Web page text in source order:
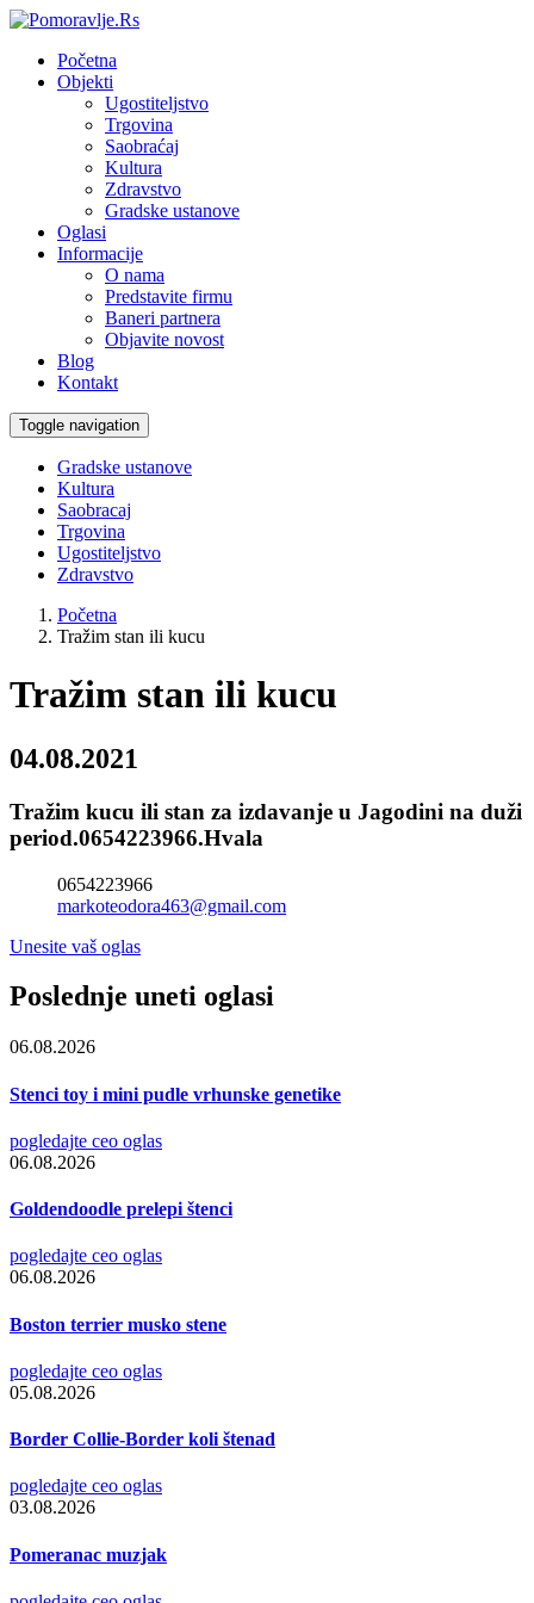
Početna
Objekti
Ugostiteljstvo
Trgovina
Saobraćaj
Kultura
Zdravstvo
Gradske ustanove
Oglasi
Informacije
O nama
Predstavite firmu
Baneri partnera
Objavite novost
Blog
Kontakt
Toggle navigation
Gradske ustanove
Kultura
Saobracaj
Trgovina
Ugostiteljstvo
Zdravstvo
Početna
Tražim stan ili kucu
Tražim stan ili kucu
04.08.2021
Tražim kucu ili stan za izdavanje u Jagodini na duži
period.0654223966.Hvala
0654223966
markoteodora463@gmail.com
Unesite vaš oglas
Poslednje uneti oglasi
06.08.2026
Stenci toy i mini pudle vrhunske genetike
pogledajte ceo oglas
06.08.2026
Goldendoodle prelepi štenci
pogledajte ceo oglas
06.08.2026
Boston terrier musko stene
pogledajte ceo oglas
05.08.2026
Border Collie-Border koli štenad
pogledajte ceo oglas
03.08.2026
Pomeranac muzjak